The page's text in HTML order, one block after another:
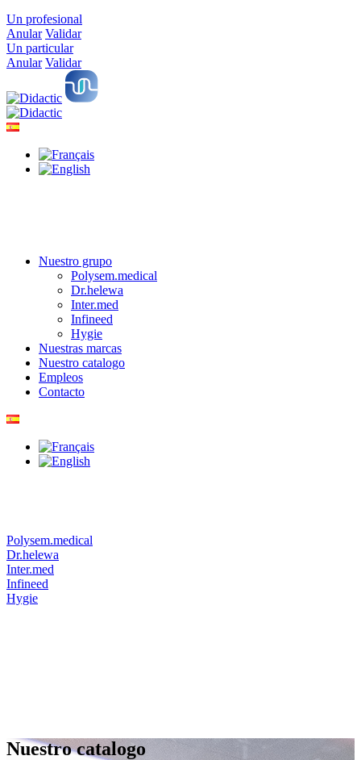
Un profesional
Anular Validar
Un particular
Anular Validar
Nuestro grupo
Polysem.medical
Dr.helewa
Inter.med
Infineed
Hygie
Nuestras marcas
Nuestro catalogo
Empleos
Contacto
Polysem.medical
Dr.helewa
Inter.med
Infineed
Hygie
Nuestro catalogo